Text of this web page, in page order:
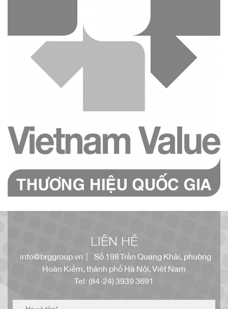
LIÊN HỆ
info@brggroup.vn | Số 198 Trần Quang Khải, phường
Hoàn Kiếm, thành phố Hà Nội, Việt Nam
Tel: (84-24) 3939 3691